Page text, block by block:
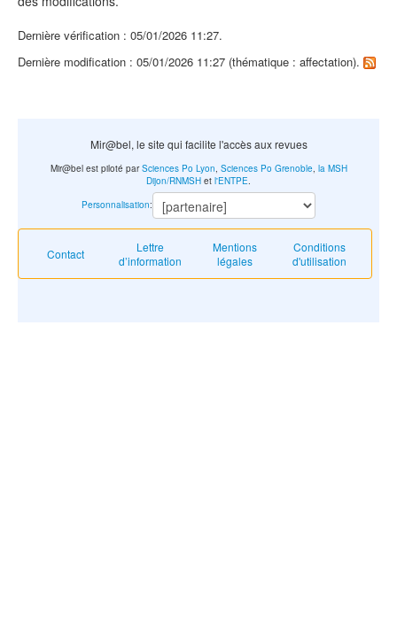
Dernière vérification : 05/01/2026 11:27.
Dernière modification : 05/01/2026 11:27 (thématique : affectation).
Mir@bel, le site qui facilite l'accès aux revues
Contact
Lettre
d’information
Mentions
légales
Conditions
d'utilisation
Mir@bel est piloté parSciences Po Lyon, Sciences Po Grenoble, la MSH
Dijon/RNMSH et l'ENTPE.
Personnalisation: